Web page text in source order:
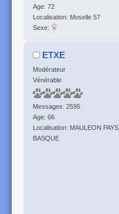
Age: 72
Localisation: Moselle 57
Sexe:
ETXE
Modérateur
Vénérable
Messages: 2595
Age: 66
Localisation: MAULEON PAYS
BASQUE